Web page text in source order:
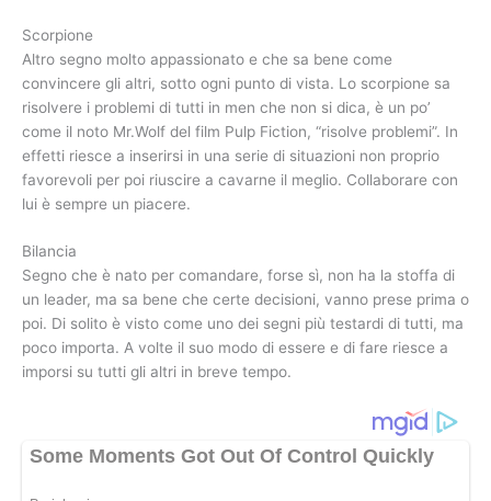
Scorpione
Altro segno molto appassionato e che sa bene come
convincere gli altri, sotto ogni punto di vista. Lo scorpione sa
risolvere i problemi di tutti in men che non si dica, è un po’
come il noto Mr.Wolf del film Pulp Fiction, “risolve problemi”. In
effetti riesce a inserirsi in una serie di situazioni non proprio
favorevoli per poi riuscire a cavarne il meglio. Collaborare con
lui è sempre un piacere.
Bilancia
Segno che è nato per comandare, forse sì, non ha la stoffa di
un leader, ma sa bene che certe decisioni, vanno prese prima o
poi. Di solito è visto come uno dei segni più testardi di tutti, ma
poco importa. A volte il suo modo di essere e di fare riesce a
imporsi su tutti gli altri in breve tempo.